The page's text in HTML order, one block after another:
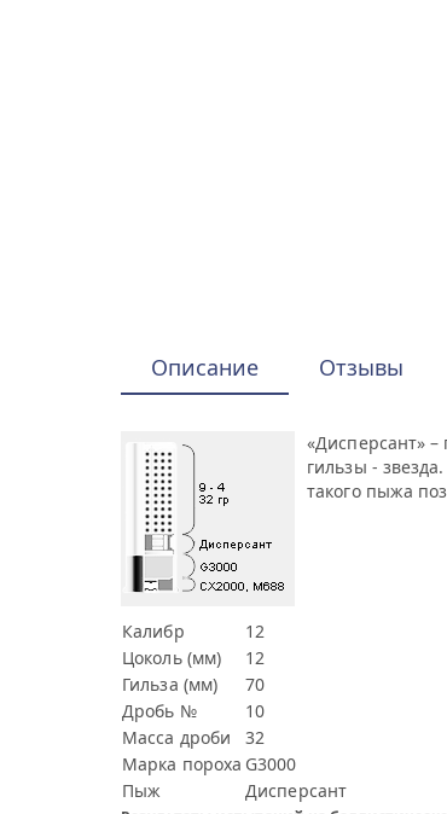
Описание Отзывы
«Дисперсант»
гильзы -
такого пыжа
Калибр
12
Цоколь (мм)
12
Гильза (мм)
70
Дробь №
10
Масса дроби
32
Марка пороха G3000
Пыж
Дисперсант